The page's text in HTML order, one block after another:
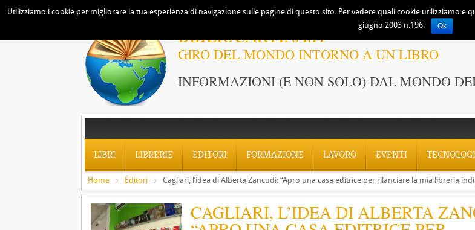
BIBLIOCARTINA.IT
GIRO DEL MONDO INTORNO A UN LIBRO
INFORMAZIONI (E NON SOLO) DAL MONDO
LIBRI LIBRERIE EDITORI FORMAZIONE LAVORO EVENTI
Home Editori Cagliari, l’idea di Alberta Zancudi: “Apro una casa editrice per rilanciare la mia libreria
CAGLIARI, L’IDEA DI ALBERTA
Utilizziamo i cookie per migliorare la tua esperienza di navigazione sulle pagine di questo sito. Per vedere quali cookie utilizziamo e
giugno 2003 n.196.
Ok